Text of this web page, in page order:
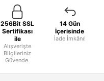
256Bit SSL
Sertifikası
ile
Alışverişte
Bilgileriniz
Güvende.
14 Gün
İçerisinde
İade İmkânı!